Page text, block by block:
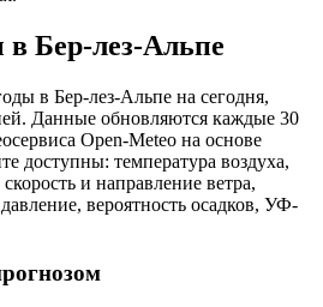
в Бер-лез-Альпе
в Бер-лез-Альпе на сегодня,
Данные обновляются каждые 30
Open-Meteo на основе
доступны: температура воздуха,
и направление ветра,
вероятность осадков, УФ-